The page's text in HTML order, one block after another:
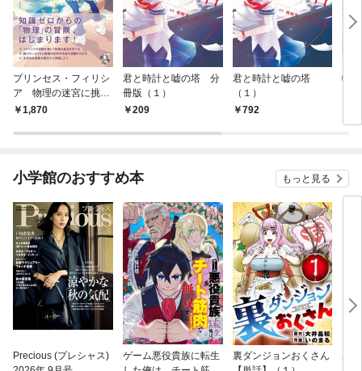
プリンセス・フィリシ
ア 物理の迷宮に挑
む！1,870
君と時計と嘘の塔 分
冊版（１）
209
君と時計と嘘の塔
（１）
792
軽
小学館のおすすめ本 もっと見る
Precious (プレシャス)
ゲーム悪役貴族に転生
裏ダンジョンおくさん
あ